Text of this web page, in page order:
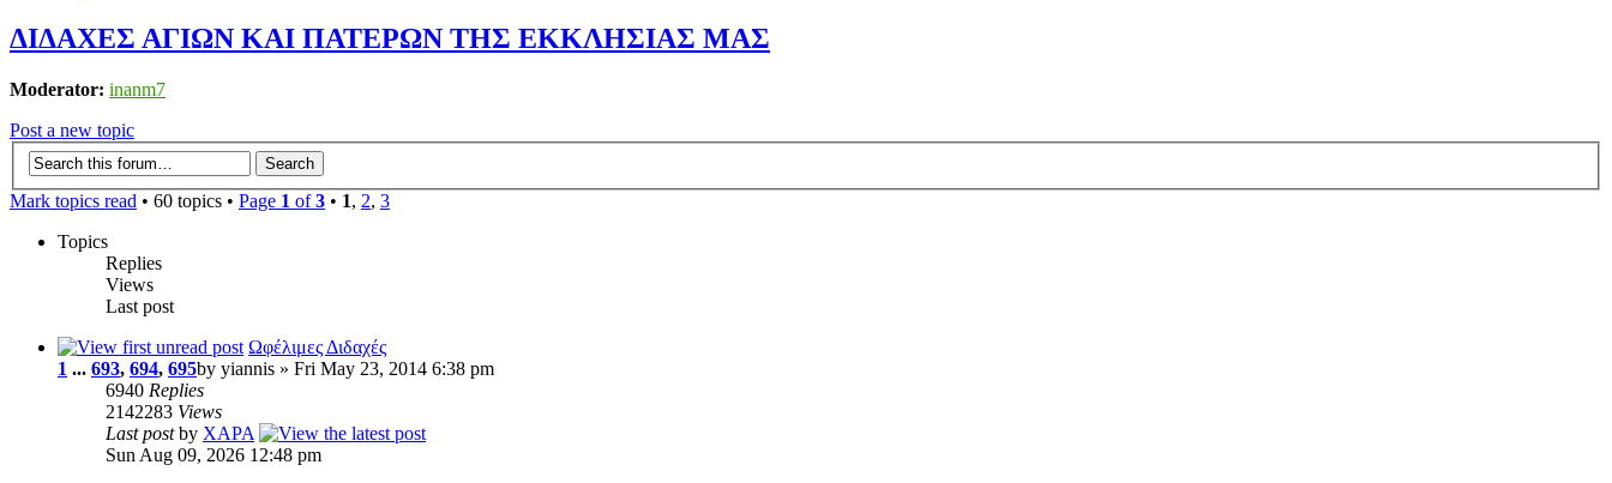
ΔΙΔΑΧΕΣ ΑΓΙΩΝ ΚΑΙ ΠΑΤΕΡΩΝ ΤΗΣ ΕΚΚΛΗΣΙΑΣ ΜΑΣ
Moderator: inanm7
Post a new topic
Mark topics read • 60 topics • Page 1 of3 • 1, 2, 3
Topics
Replies
Views
Last post
Ωφέλιμες Διδαχές
1 ... 693, 694, 695by yiannis » Fri May 23, 2014 6:38 pm
6940 Replies
2142283 Views
Last postby XAPA
Sun Aug 09, 2026 12:48 pm